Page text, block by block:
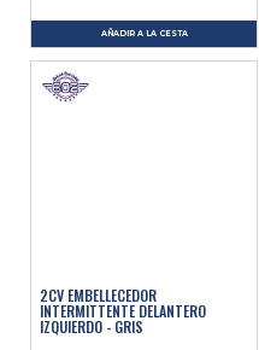
AÑADIR A LA CESTA
2CV EMBELLECEDOR
INTERMITTENTE DELANTERO
IZQUIERDO - GRIS